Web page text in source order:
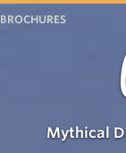
BROCHURES
Mythical